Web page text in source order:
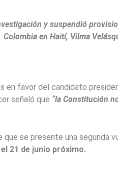
y suspendió
Colombia en Haití, Vilma
en favor del candidato
señaló que “la Constitución
se presente una segunda
21 de junio próximo.